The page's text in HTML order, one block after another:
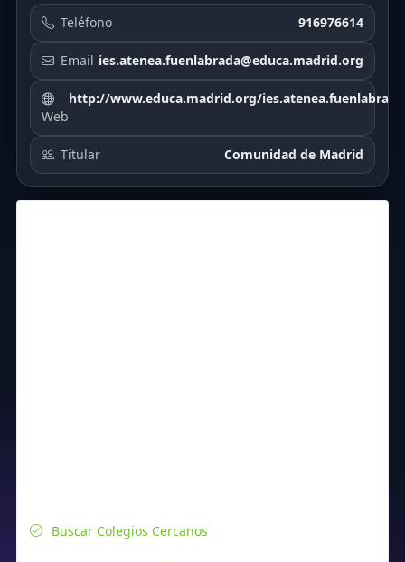
Teléfono 916976614
Email ies.atenea.fuenlabrada@educa.madrid.org
Web
http://www.educa.madrid.org/ies.atenea.fuenlabrada
Titular Comunidad de Madrid
Buscar Colegios Cercanos